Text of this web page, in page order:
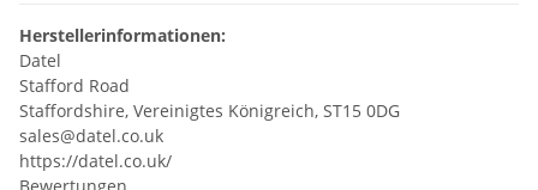
Herstellerinformationen:
Datel
Stafford Road
Staffordshire, Vereinigtes Königreich, ST15 0DG
sales@datel.co.uk
https://datel.co.uk/